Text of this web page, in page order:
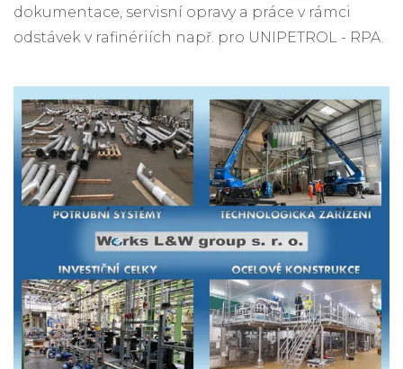
dokumentace, servisní opravy a práce v rámci
odstávek v rafinériích např. pro UNIPETROL - RPA.